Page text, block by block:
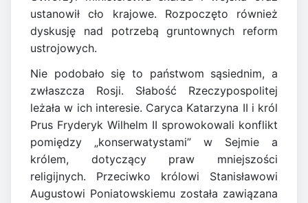
ustanowił cło krajowe. Rozpoczęto również
dyskusję nad potrzebą gruntownych reform
ustrojowych.
Nie podobało się to państwom sąsiednim, a
zwłaszcza Rosji. Słabość Rzeczypospolitej
leżała w ich interesie. Caryca Katarzyna II i król
Prus Fryderyk Wilhelm II sprowokowali konflikt
pomiędzy „konserwatystami” w Sejmie a
królem, dotyczący praw mniejszości
religijnych. Przeciwko królowi Stanisławowi
Augustowi Poniatowskiemu została zawiązana